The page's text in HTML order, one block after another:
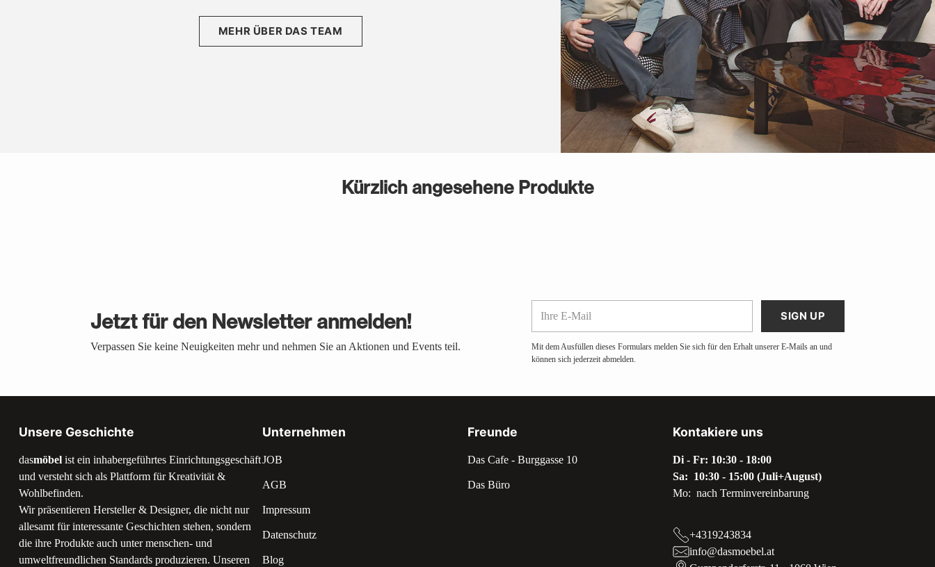
MEHR ÜBER DAS TEAM
Kürzlich angesehene Produkte
Jetzt für den Newsletter anmelden!
Verpassen Sie keine Neuigkeiten mehr und nehmen Sie an Aktionen und Events teil.
Mail
SIGN UP
Mit dem Ausfüllen dieses Formulars melden Sie sich für den Erhalt unserer E-Mails an und
können sich jederzeit abmelden.
Unsere Geschichte
dasmöbel ist ein inhabergeführtes Einrichtungsgeschäft
und versteht sich als Plattform für Kreativität &
Wohlbefinden.
Wir präsentieren Hersteller & Designer, die nicht nur
allesamt für interessante Geschichten stehen, sondern
die ihre Produkte auch unter menschen- und
umweltfreundlichen Standards produzieren. Unseren
Unternehmen
JOB
AGB
Impressum
Datenschutz
Blog
Freunde
Das Cafe - Burggasse 10
Das Büro
Kontakiere uns
Di - Fr: 10:30 - 18:00
Sa: 10:30 - 15:00 (Juli+August)
Mo: nach Terminvereinbarung
+4319243834
info@dasmoebel.at